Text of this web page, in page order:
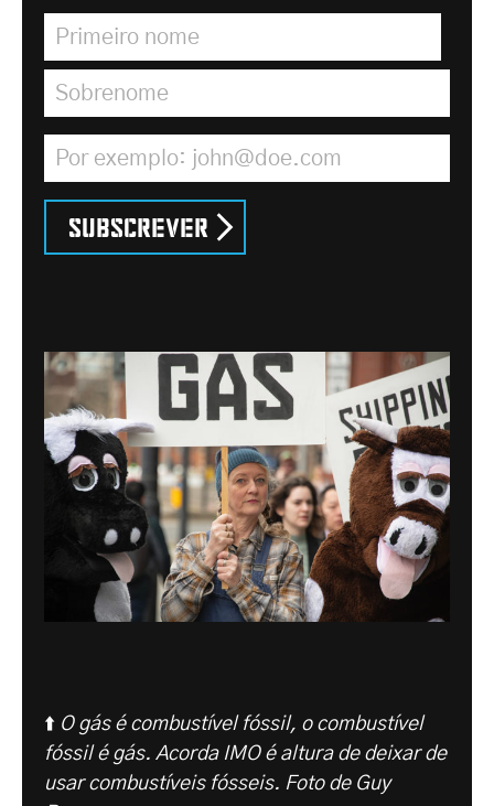
Primeiro nome
Sobrenome
Endereço de correio electrónico
Subscrever
⬆️ O gás é combustível fóssil, o combustível
fóssil é gás. Acorda IMO é altura de deixar de
usar combustíveis fósseis. Foto de Guy